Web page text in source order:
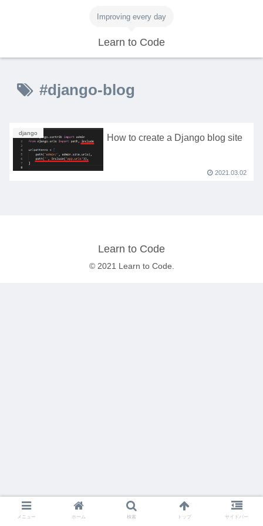
Improving every day
Learn to Code
#django-blog
django How to create a Django blog site
2021.03.02
Learn to Code
© 2021 Learn to Code.
メニュー ホーム 検索 トップ サイドバー